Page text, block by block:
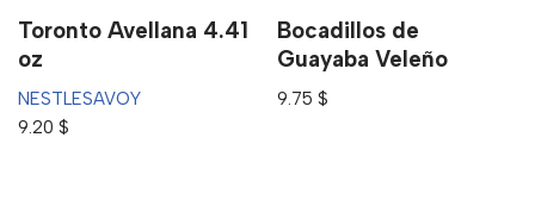
Toronto Avellana 4.41
oz
NESTLESAVOY
9.20 $
Bocadillos de
Guayaba Veleño
9.75$